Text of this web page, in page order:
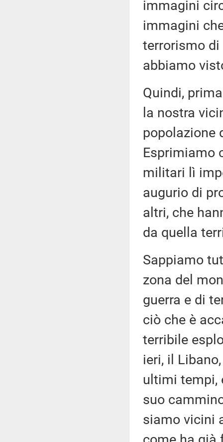
immagini
immagini
terrorismo
abbiamo
Quindi,
la nostra
popolazione
Esprimiamo
militari lì
augurio di
altri, che
da quella
Sappiamo
zona del
guerra e di
ciò che è
terribile
ieri, il
ultimi tempi,
suo
siamo vicini